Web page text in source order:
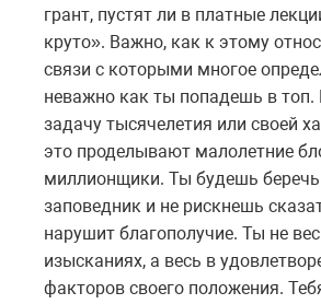
грант, пустят ли в платные
круто». Важно, как к этому
связи с которыми многое
неважно как ты попадешь в топ.
задачу тысячелетия или своей
это проделывают малолетние
миллионщики. Ты будешь беречь
заповедник и не рискнешь
нарушит благополучие. Ты не
изысканиях, а весь в
факторов своего положения.